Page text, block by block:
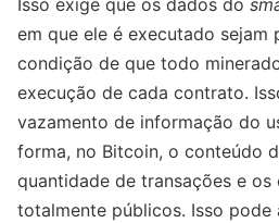
Isso exige que os dados do
em que ele é executado sejam
condição de que todo
execução de cada contrato.
vazamento de informação do
forma, no Bitcoin, o conteúdo
quantidade de transações e os
totalmente públicos. Isso pode